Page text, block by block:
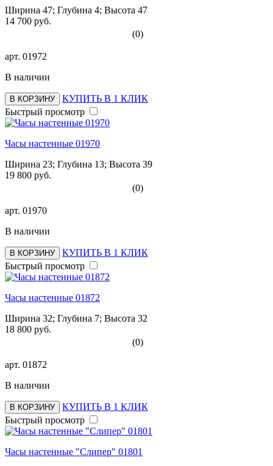
Ширина 47; Глубина 4; Высота 47
14 700 руб.
(0)
арт. 01972
В наличии
В КОРЗИНУ
КУПИТЬ В 1 КЛИК
Быстрый просмотр
Часы настенные 01970
Ширина 23; Глубина 13; Высота 39
19 800 руб.
(0)
арт. 01970
В наличии
В КОРЗИНУ
КУПИТЬ В 1 КЛИК
Быстрый просмотр
Часы настенные 01872
Ширина 32; Глубина 7; Высота 32
18 800 руб.
(0)
арт. 01872
В наличии
В КОРЗИНУ
КУПИТЬ В 1 КЛИК
Быстрый просмотр
Часы настенные "Слипер" 01801